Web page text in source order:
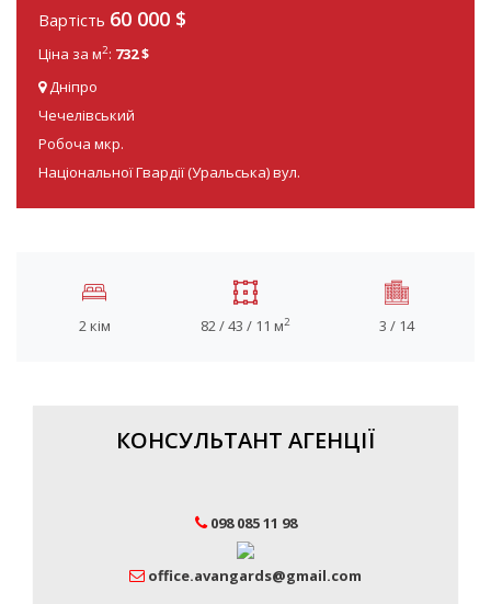
Вартість 60 000 $
Ціна за м2: 732 $
Дніпро
Чечелівський
Робоча мкр.
Національної Гвардії (Уральська) вул.
2 кім 82 / 43 / 11 м2 3 / 14
КОНСУЛЬТАНТ АГЕНЦІЇ
098 085 11 98
office.avangards@gmail.com